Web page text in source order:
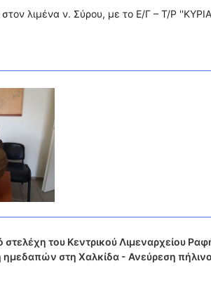
λιμένα ν. Σύρου, με το Ε/Γ – Τ/Ρ
του Κεντρικού Λιμεναρχείου
στη Χαλκίδα - Ανεύρεση